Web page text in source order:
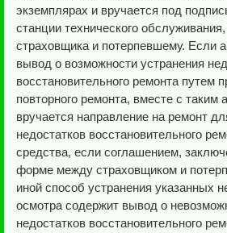
экземплярах и вручается под
станции технического
страховщика и потерпевшему. Если
вывод о возможности устранения
восстановительного ремонта путем
повторного ремонта, вместе с таким
вручается направление на ремонт
недостатков восстановительного
средства, если соглашением,
форме между страховщиком и
иной способ устранения указанных
осмотра содержит вывод о
недостатков восстановительного